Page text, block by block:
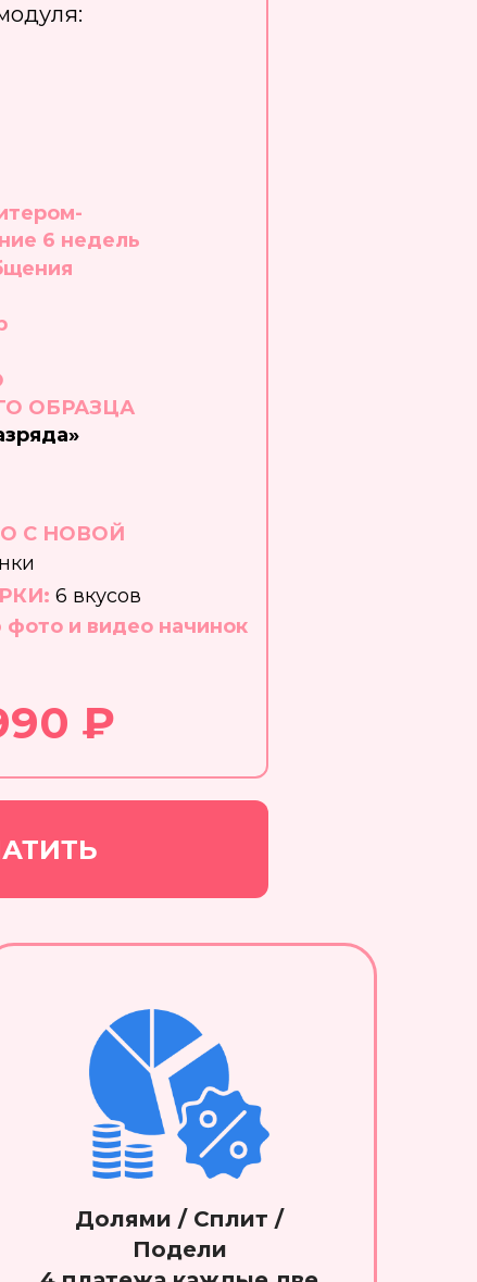
6 недель​
ОБРАЗЦА
₽
С НОВОЙ
6 вкусов
и видео начинок
Долями / Сплит /
Подели